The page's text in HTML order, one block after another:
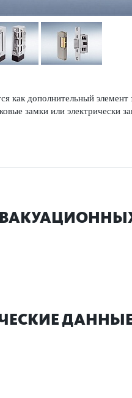
как дополнительный
замки или электрически